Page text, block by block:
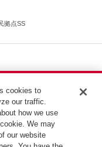
拠点SS
cookies to
our traffic.
how we use
We may
our website